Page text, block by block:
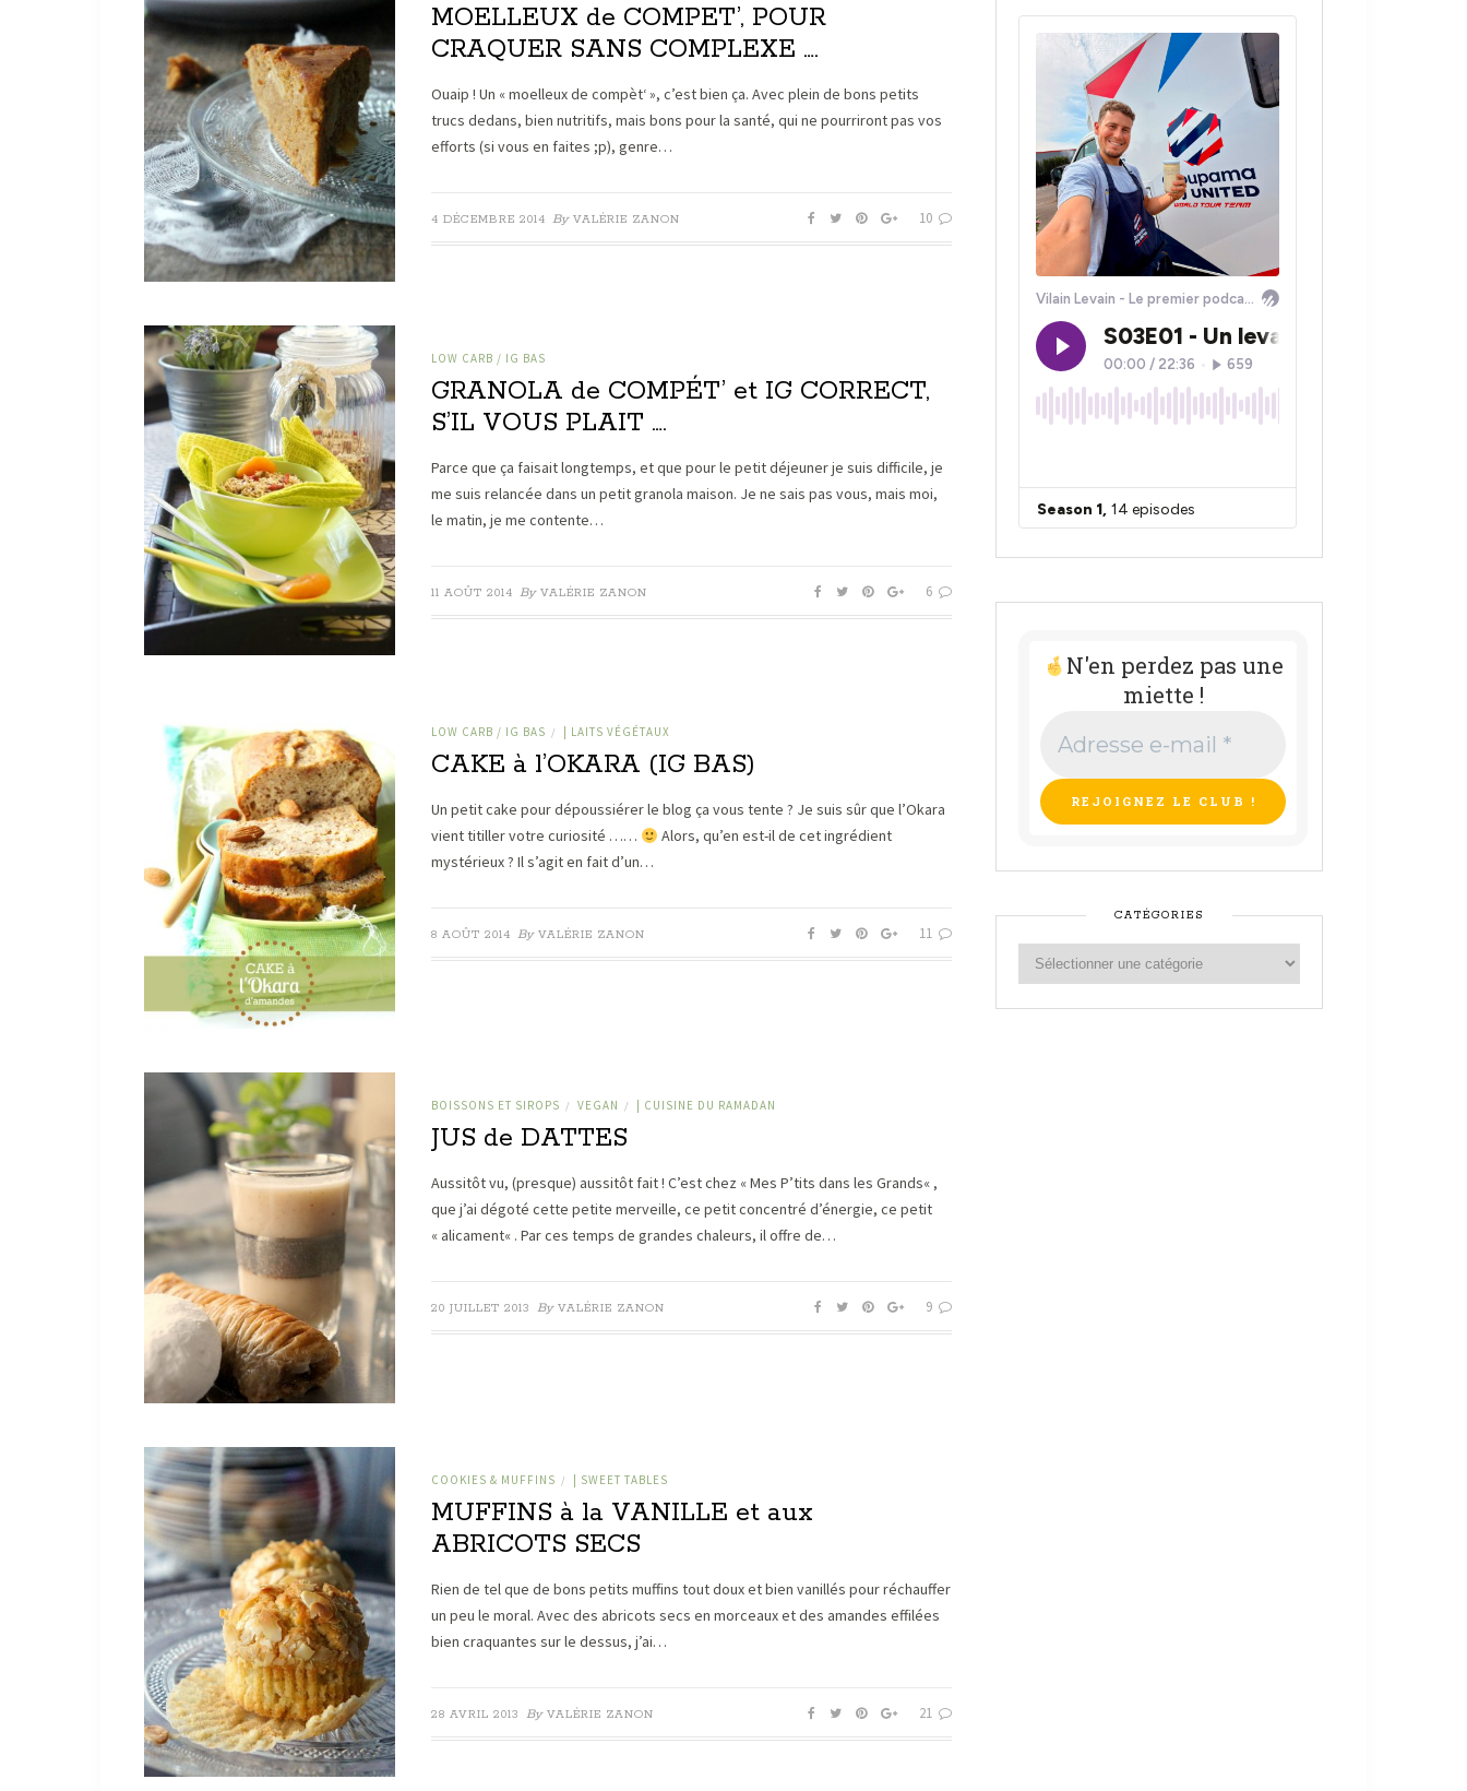
MOELLEUX de COMPET’, POUR
CRAQUER SANS COMPLEXE ….
Ouaip ! Un « moelleux de compèt‘ », c’est bien ça. Avec plein de bons petits
trucs dedans, bien nutritifs, mais bons pour la santé, qui ne pourriront pas vos
efforts (si vous en faites ;p), genre…
4 DÉCEMBRE 2014 By VALÉRIE ZANON 10
LOW CARB / IG BAS
GRANOLA de COMPÉT’ et IG CORRECT,
S’IL VOUS PLAIT ….
Parce que ça faisait longtemps, et que pour le petit déjeuner je suis difficile, je
me suis relancée dans un petit granola maison. Je ne sais pas vous, mais moi,
le matin, je me contente…
11 AOÛT 2014 By VALÉRIE ZANON 6
LOW CARB / IG BAS / | LAITS VÉGÉTAUX
CAKE à l’OKARA (IG BAS)
Un petit cake pour dépoussiérer le blog ça vous tente ? Je suis sûr que l’Okara
vient titiller votre curiosité ……
Alors, qu’en est-il de cet ingrédient
mystérieux ? Il s’agit en fait d’un…
8 AOÛT 2014 By VALÉRIE ZANON 11
BOISSONS ET SIROPS / VEGAN / | CUISINE DU RAMADAN
JUS de DATTES
Aussitôt vu, (presque) aussitôt fait ! C’est chez « Mes P’tits dans les Grands« ,
que j’ai dégoté cette petite merveille, ce petit concentré d’énergie, ce petit
« alicament« . Par ces temps de grandes chaleurs, il offre de…
20 JUILLET 2013 By VALÉRIE ZANON 9
COOKIES & MUFFINS / | SWEET TABLES
MUFFINS à la VANILLE et aux
ABRICOTS SECS
Rien de tel que de bons petits muffins tout doux et bien vanillés pour réchauffer
un peu le moral. Avec des abricots secs en morceaux et des amandes effilées
bien craquantes sur le dessus, j’ai…
28 AVRIL 2013 By VALÉRIE ZANON 21
N'en perdez pas une
miette !
e-
mail
*
CATÉGORIES